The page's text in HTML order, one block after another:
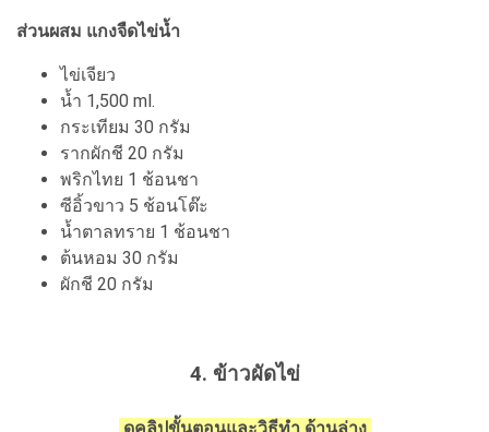
ส่วนผสม แกงจืดไข่น้ำ
ไข่เจียว
น้ำ 1,500 ml.
กระเทียม 30 กรัม
รากผักชี 20 กรัม
พริกไทย 1 ช้อนชา
ซีอิ้วขาว 5 ช้อนโต๊ะ
น้ำตาลทราย 1 ช้อนชา
ต้นหอม 30 กรัม
ผักชี 20 กรัม
4. ข้าวผัดไข่